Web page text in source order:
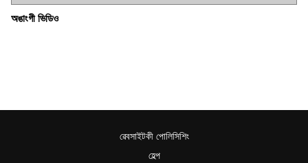
অঙাংগী ভিডিও
ৱেবসাইটকী পোলিসিশিং
হেল্প